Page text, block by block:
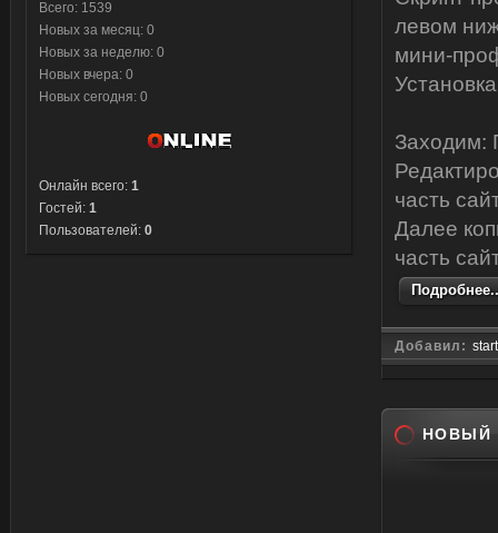
левом
мини-
Заходим:
часть
Далее
часть
Добавил:
НОВЫЙ
Всего: 1539
Новых за месяц: 0
Новых за неделю: 0
Новых вчера: 0
Новых сегодня: 0
Онлайн всего: 1
Гостей: 1
Пользователей: 0